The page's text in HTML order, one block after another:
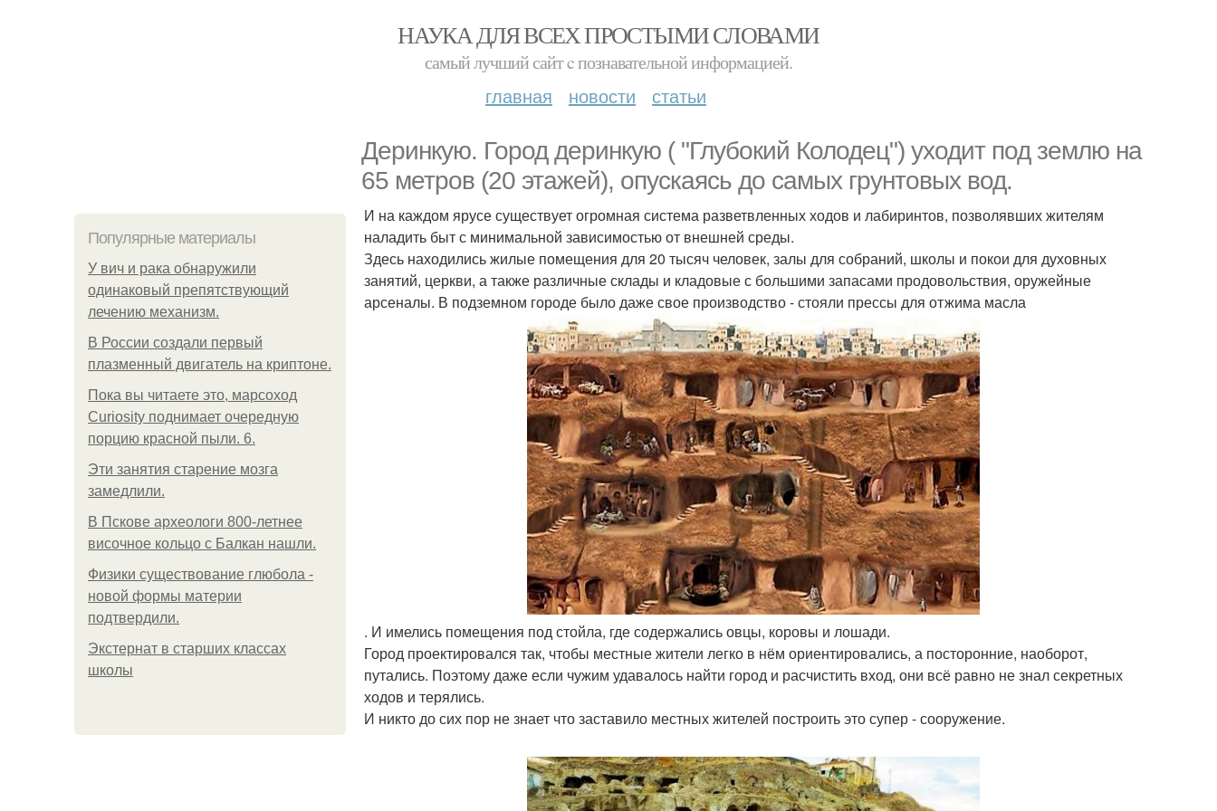
НАУКА ДЛЯ ВСЕХ ПРОСТЫМИ СЛОВАМИ
самый лучший сайт c познавательной информацией.
главная новости статьи
Деринкую. Город деринкую ( "Глубокий Колодец") уходит под землю на
65 метров (20 этажей), опускаясь до самых грунтовых вод.
Популярные материалы
У вич и рака обнаружили
одинаковый препятствующий
лечению механизм.
В России создали первый
плазменный двигатель на криптоне.
Пока вы читаете это, марсоход
Curiosity поднимает очередную
порцию красной пыли. 6.
Эти занятия старение мозга
замедлили.
В Пскове археологи 800-летнее
височное кольцо с Балкан нашли.
Физики существование глюбола -
новой формы материи
подтвердили.
Экстернат в старших классах
школы
И на каждом ярусе существует огромная система разветвленных ходов и лабиринтов, позволявших жителям
наладить быт с минимальной зависимостью от внешней среды.
Здесь находились жилые помещения для 20 тысяч человек, залы для собраний, школы и покои для духовных
занятий, церкви, а также различные склады и кладовые с большими запасами продовольствия, оружейные
арсеналы. В подземном городе было даже свое производство - стояли прессы для отжима масла
. И имелись помещения под стойла, где содержались овцы, коровы и лошади.
Город проектировался так, чтобы местные жители легко в нём ориентировались, а посторонние, наоборот,
путались. Поэтому даже если чужим удавалось найти город и расчистить вход, они всё равно не знал секретных
ходов и терялись.
И никто до сих пор не знает что заставило местных жителей построить это супер - сооружение.